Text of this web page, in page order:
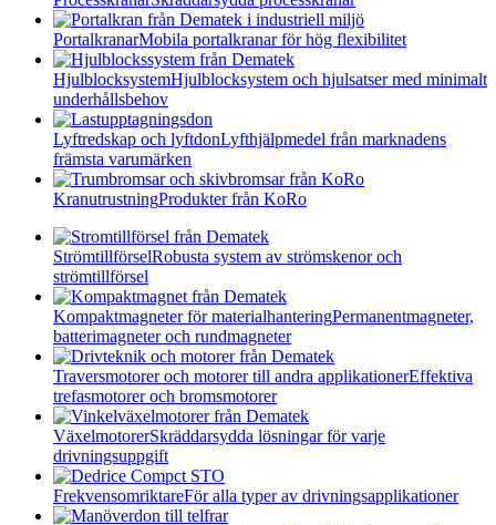
PortalkranarMobila portalkranar för hög flexibilitet
HjulblocksystemHjulblocksystem och hjulsatser med minimalt
underhållsbehov
Lyftredskap och lyftdonLyfthjälpmedel från marknadens
främsta varumärken
KranutrustningProdukter från KoRo
StrömtillförselRobusta system av strömskenor och
strömtillförsel
Kompaktmagneter för materialhanteringPermanentmagneter,
batterimagneter och rundmagneter
Traversmotorer och motorer till andra applikationerEffektiva
trefasmotorer och bromsmotorer
VäxelmotorerSkräddarsydda lösningar för varje
drivningsuppgift
FrekvensomriktareFör alla typer av drivningsapplikationer